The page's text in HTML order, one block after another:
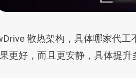
散热架构，具体哪家代
更好，而且更安静，具体提升